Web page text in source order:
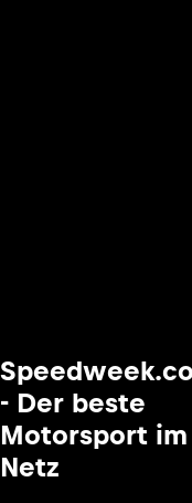
- Der beste
Motorsport im
Netz